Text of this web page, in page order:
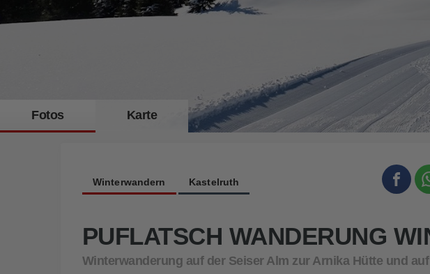
Fotos Karte
Winterwandern Kastelruth
PUFLATSCH WANDERUNG
Winterwanderung auf der Seiser Alm zur Arnika Hütte und